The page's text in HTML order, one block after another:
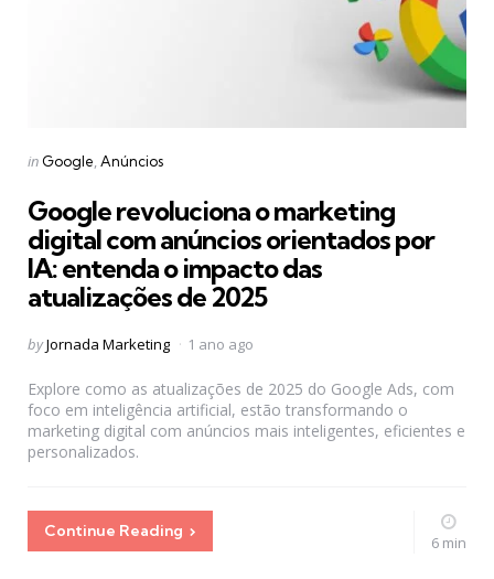
Categories
Posted
in Google Anúncios
Google revoluciona o marketing
digital com anúncios orientados por
IA: entenda o impacto das
atualizações de 2025
Posted
byJornada Marketing 1 ano ago
Explore como as atualizações de 2025 do Google Ads, com
foco em inteligência artificial, estão transformando o
marketing digital com anúncios mais inteligentes, eficientes e
personalizados.
Continue Reading
6 min